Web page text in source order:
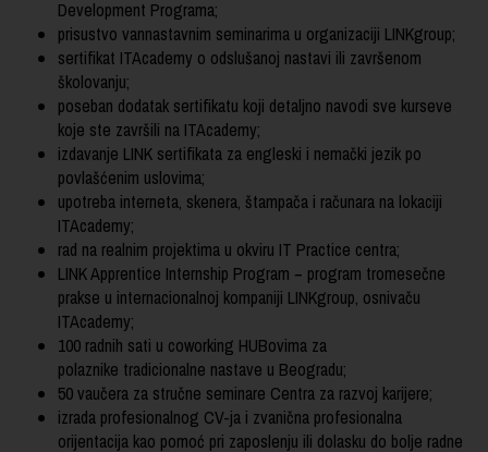
Development Programa;
prisustvo vannastavnim seminarima u organizaciji LINKgroup;
sertifikat ITAcademy o odslušanoj nastavi ili završenom
školovanju;
poseban dodatak sertifikatu koji detaljno navodi sve kurseve
koje ste završili na ITAcademy;
izdavanje LINK sertifikata za engleski i nemački jezik po
povlašćenim uslovima;
upotreba interneta, skenera, štampača i računara na lokaciji
ITAcademy;
rad na realnim projektima u okviru IT Practice centra;
LINK Apprentice Internship Program − program tromesečne
prakse u internacionalnoj kompaniji LINKgroup, osnivaču
ITAcademy;
100 radnih sati u coworking HUBovima za
polaznike tradicionalne nastave u Beogradu;
50 vaučera za stručne seminare Centra za razvoj karijere;
izrada profesionalnog CV-ja i zvanična profesionalna
orijentacija kao pomoć pri zaposlenju ili dolasku do bolje radne